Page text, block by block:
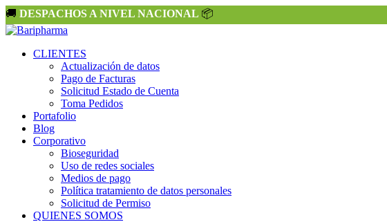
🚚 DESPACHOS A NIVEL NACIONAL 📦
CLIENTES
Actualización de datos
Pago de Facturas
Solicitud Estado de Cuenta
Toma Pedidos
Portafolio
Blog
Corporativo
Bioseguridad
Uso de redes sociales
Medios de pago
Política tratamiento de datos personales
Solicitud de Permiso
QUIENES SOMOS